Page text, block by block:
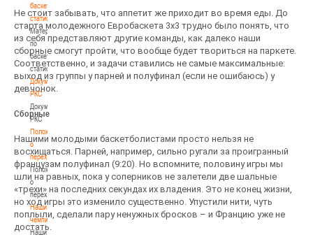
баскетбольной
статистике
Материалы
по
баскетбольной
статистике
Документы
РКС
Документы
РКС
Положение
о
переходах
Положение
о
переходах
Наши
чемпионы
Наши
Не стоит забывать, что аппетит же приходит во время еды. До
старта молодежного Евробаскета 3х3 трудно было понять, что
из себя представляют другие команды, как далеко наши
сборные смогут пройти, что вообще будет твориться на паркете.
Соответственно, и задачи ставились не самые максимальные:
выход из группы у парней и полуфинал (если не ошибаюсь) у
девчонок.
Сборные
Нашими молодыми баскетболистами просто нельзя не
восхищаться. Парней, например, сильно ругали за проигранный
французам полуфинал (9:20). Но вспомните, половину игры мы
шли на равных, пока у соперников не залетели две шальные
«трехи» на последних секундах их владения. Это не конец жизни,
но ход игры это изменило существенно. Упустили нити, чуть
поплыли, сделали пару ненужных бросков – и Францию уже не
достать.